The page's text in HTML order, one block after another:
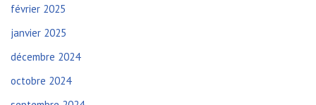
février 2025
janvier 2025
décembre 2024
octobre 2024